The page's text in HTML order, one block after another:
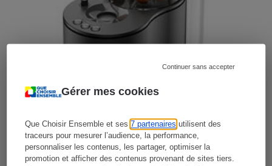
Gérer mes cookies
Que Choisir Ensemble et ses7 partenaires utilisent des
traceurs pour mesurer l’audience, la performance,
personnaliser les contenus, les partager, optimiser la
promotion et afficher des contenus provenant de sites tiers.
Continuer sans accepter